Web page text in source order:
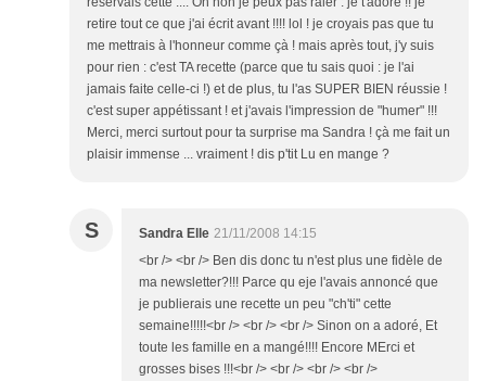
retire tout ce que j'ai écrit avant !!!! lol ! je croyais pas que tu
me mettrais à l'honneur comme çà ! mais après tout, j'y suis
pour rien : c'est TA recette (parce que tu sais quoi : je l'ai
jamais faite celle-ci !) et de plus, tu l'as SUPER BIEN réussie !
c'est super appétissant ! et j'avais l'impression de "humer" !!!
Merci, merci surtout pour ta surprise ma Sandra ! çà me fait un
plaisir immense ... vraiment ! dis p'tit Lu en mange ?
S Sandra Elle 21/11/2008 14:15
<br /> <br /> Ben dis donc tu n'est plus une fidèle de
ma newsletter?!!! Parce qu eje l'avais annoncé que
je publierais une recette un peu "ch'ti" cette
semaine!!!!!<br /> <br /> <br /> Sinon on a adoré, Et
toute les famille en a mangé!!!! Encore MErci et
grosses bises !!!<br /> <br /> <br /> <br />